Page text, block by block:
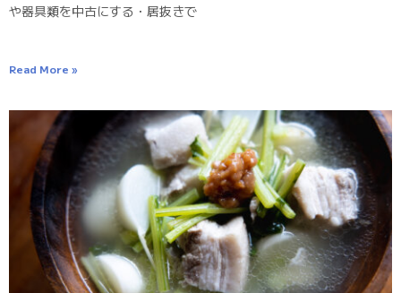
や器具類を中古にする・居抜きで
Read More »